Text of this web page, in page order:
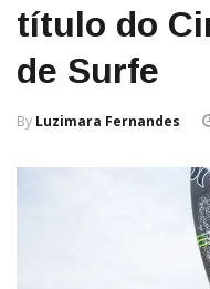
título do
de Surfe
By Luzimara Fernandes